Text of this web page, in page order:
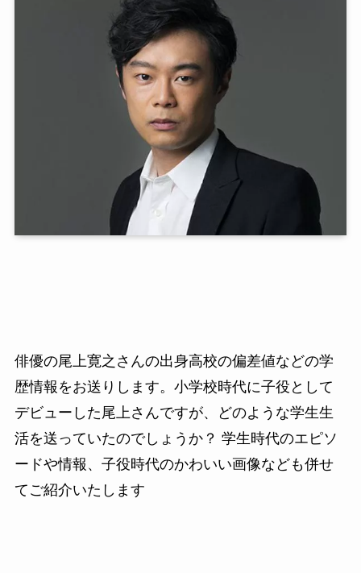
俳優の尾上寛之さんの出身高校の偏差値などの学
歴情報をお送りします。小学校時代に子役として
デビューした尾上さんですが、どのような学生生
活を送っていたのでしょうか？ 学生時代のエピソ
ードや情報、子役時代のかわいい画像なども併せ
てご紹介いたします